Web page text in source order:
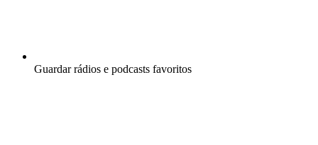
Guardar rádios e podcasts favoritos